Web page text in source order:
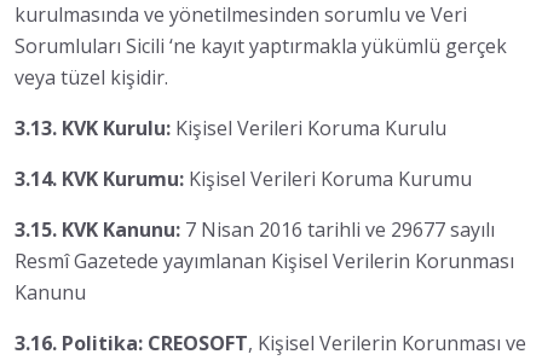
kurulmasında ve yönetilmesinden sorumlu ve Veri
Sorumluları Sicili ‘ne kayıt yaptırmakla yükümlü gerçek
veya tüzel kişidir.
3.13. KVK Kurulu: Kişisel Verileri Koruma Kurulu
3.14. KVK Kurumu: Kişisel Verileri Koruma Kurumu
3.15. KVK Kanunu: 7 Nisan 2016 tarihli ve 29677 sayılı
Resmî Gazetede yayımlanan Kişisel Verilerin Korunması
Kanunu
3.16. Politika: CREOSOFT, Kişisel Verilerin Korunması ve